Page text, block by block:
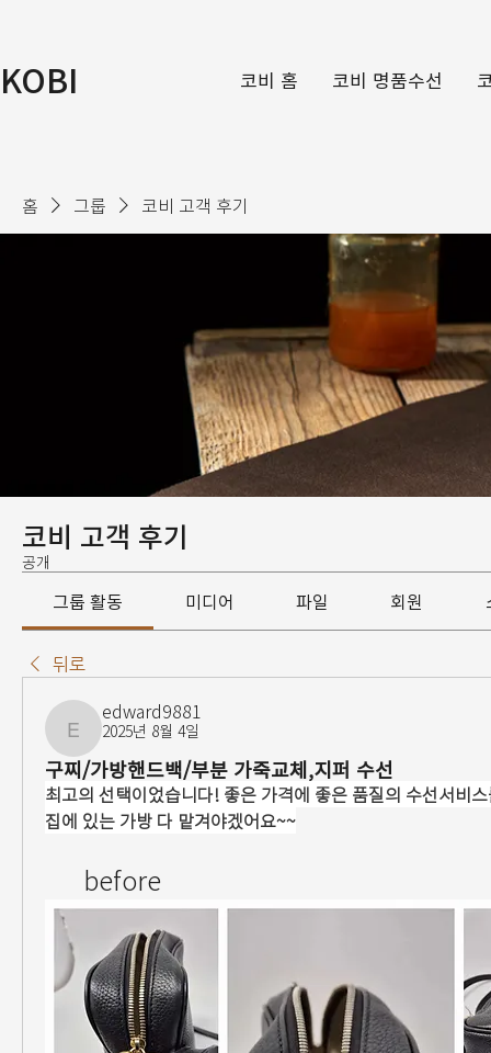
KOBI 코비 홈 코비 명품수선
홈 그룹 코비 고객 후기
코비 고객 후기
공개
그룹 활동 미디어 파일 회원
뒤로
edward9881
edward9881
2025년 8월 4일
구찌/가방핸드백/부분 가죽교체,지퍼 수선
최고의 선택이었습니다! 좋은 가격에 좋은 품질의 수선서비
집에 있는 가방 다 맡겨야겠어요~~
     before